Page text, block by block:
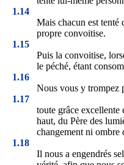
1.14
Mais chacun est tenté
propre convoitise.
1.15
Puis la convoitise,
le péché, étant
1.16
Nous vous y trompez
1.17
toute grâce excellente
haut, du Père des
changement ni ombre
1.18
Il nous a engendrés